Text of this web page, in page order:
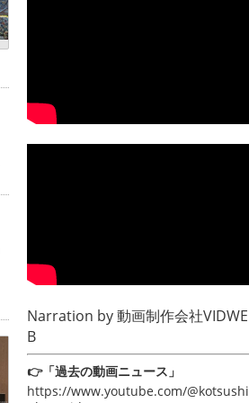
Narration by動画制作会社VIDWE
B
👉「過去の動画ニュース」
https://www.youtube.com/@kotsushi